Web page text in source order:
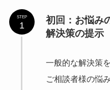
初回：お悩み
解決策の提示
一般的な解決策
ご相談者様の悩
STEP
1